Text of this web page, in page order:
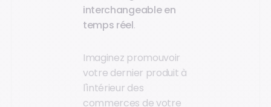
interchangeable en
temps réel.
Imaginez promouvoir
votre dernier produit à
l'intérieur des
commerces de votre